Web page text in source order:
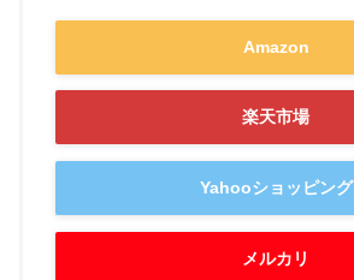
Amazon
楽天市場
Yahooショッピング
メルカリ